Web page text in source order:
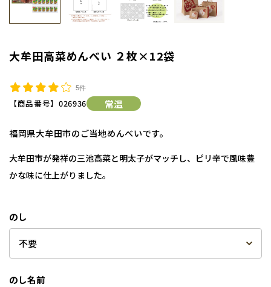
大牟田高菜めんべい ２枚×12袋
5件
【商品番号】 026936 常温
福岡県大牟田市のご当地めんべいです。
大牟田市が発祥の三池高菜と明太子がマッチし、ピリ辛で風味豊
かな味に仕上がりました。
のし
のし名前